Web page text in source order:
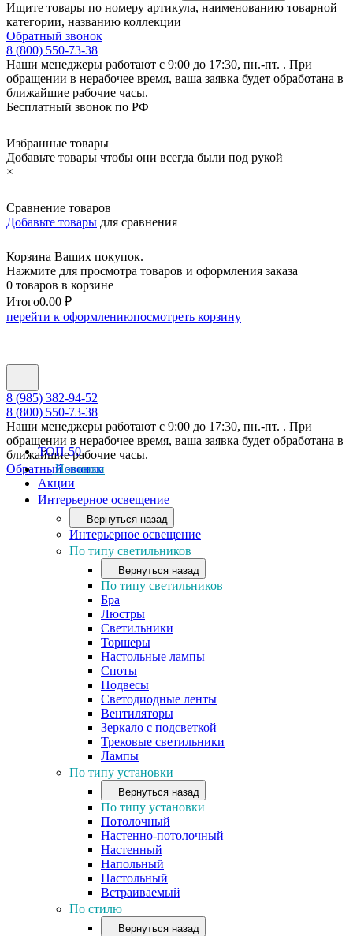
Ищите товары по номеру артикула, наименованию товарной
категории, названию коллекции
Обратный звонок
8 (800) 550-73-38
Наши менеджеры работают с 9:00 до 17:30, пн.-пт. . При
обращении в нерабочее время, ваша заявка будет обработана в
ближайшие рабочие часы.
Бесплатный звонок по РФ
Избранные товары
Добавьте товары чтобы они всегда были под рукой
×
Сравнение товаров
Добавьте товары для сравнения
Корзина Ваших покупок.
Нажмите для просмотра товаров и оформления заказа
0 товаров в корзине
Итого0.00 ₽
перейти к оформлениюпосмотреть корзину
8 (985) 382-94-52
8 (800) 550-73-38
Наши менеджеры работают с 9:00 до 17:30, пн.-пт. . При
обращении в нерабочее время, ваша заявка будет обработана в
ближайшие рабочие часы.
Обратный звонок
ТОП-50
Новинки
Акции
Интерьерное освещение
Вернуться назад
Интерьерное освещение
По типу светильников
Вернуться назад
По типу светильников
Бра
Люстры
Светильники
Торшеры
Настольные лампы
Споты
Подвесы
Светодиодные ленты
Вентиляторы
Зеркало с подсветкой
Трековые светильники
Лампы
По типу установки
Вернуться назад
По типу установки
Потолочный
Настенно-потолочный
Настенный
Напольный
Настольный
Встраиваемый
По стилю
Вернуться назад